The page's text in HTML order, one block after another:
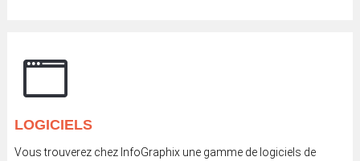
LOGICIELS
Vous trouverez chez InfoGraphix une gamme de logiciels de